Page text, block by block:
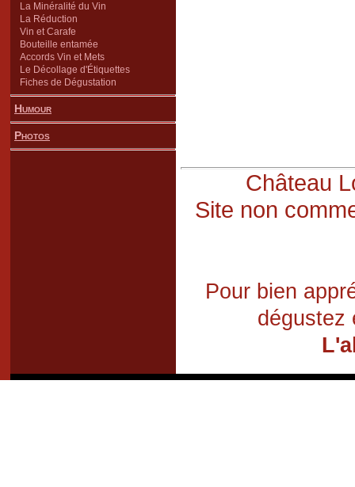
La Minéralité du Vin
La Réduction
Vin et Carafe
Bouteille entamée
Accords Vin et Mets
Le Décollage d'Étiquettes
Fiches de Dégustation
Humour
Photos
Château
Site non
Pour bien
dégustez